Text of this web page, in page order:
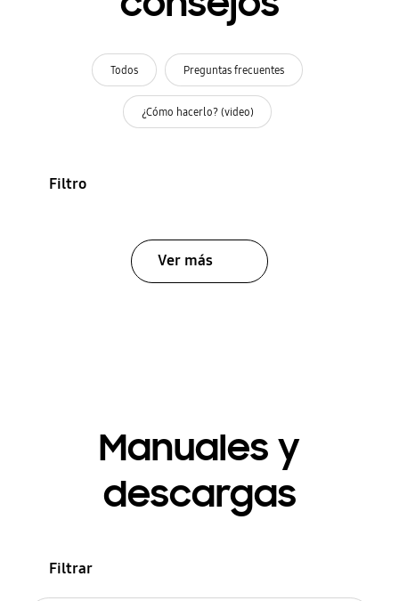
Todos Preguntas frecuentes
¿Cómo hacerlo? (video)
Filtro
Ver más
Manuales y
descargas
Filtrar